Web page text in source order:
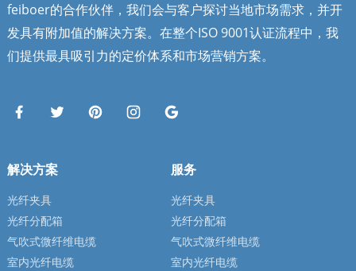
feiboer的合作伙伴，我们会与客户探讨当地市场需求，并开
发具有附加值的解决方案。在整个ISO 9001认证流程中，我
们提供最具吸引力的定价体系和市场营销方案。
解决方案
光纤夹具
光纤分配箱
气吹式微纤维电缆
室内光纤电缆
服务
光纤夹具
光纤分配箱
气吹式微纤维电缆
室内光纤电缆